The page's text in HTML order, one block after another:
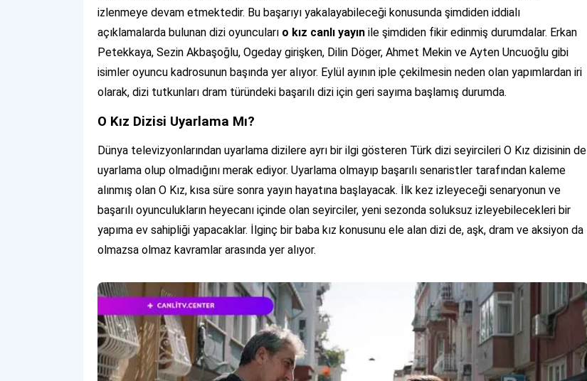
izlenmeye devam etmektedir. Bu başarıyı yakalayabileceği konusunda şimdiden iddialı
açıklamalarda bulunan dizi oyuncuları o kız canlı yayın ile şimdiden fikir edinmiş durumdalar. Erkan
Petekkaya, Sezin Akbaşoğlu, Ogeday girişken, Dilin Döger, Ahmet Mekin ve Ayten Uncuoğlu gibi
isimler oyuncu kadrosunun başında yer alıyor. Eylül ayının iple çekilmesin neden olan yapımlardan iri
olarak, dizi tutkunları dram türündeki başarılı dizi için geri sayıma başlamış durumda.
O Kız Dizisi Uyarlama Mı?
Dünya televizyonlarından uyarlama dizilere ayrı bir ilgi gösteren Türk dizi seyircileri O Kız dizisinin de
uyarlama olup olmadığını merak ediyor. Uyarlama olmayıp başarılı senaristler tarafından kaleme
alınmış olan O Kız, kısa süre sonra yayın hayatına başlayacak. İlk kez izleyeceği senaryonun ve
başarılı oyunculukların heyecanı içinde olan seyirciler, yeni sezonda soluksuz izleyebilecekleri bir
yapıma ev sahipliği yapacaklar. İlginç bir baba kız konusunu ele alan dizi de, aşk, dram ve aksiyon da
olmazsa olmaz kavramlar arasında yer alıyor.